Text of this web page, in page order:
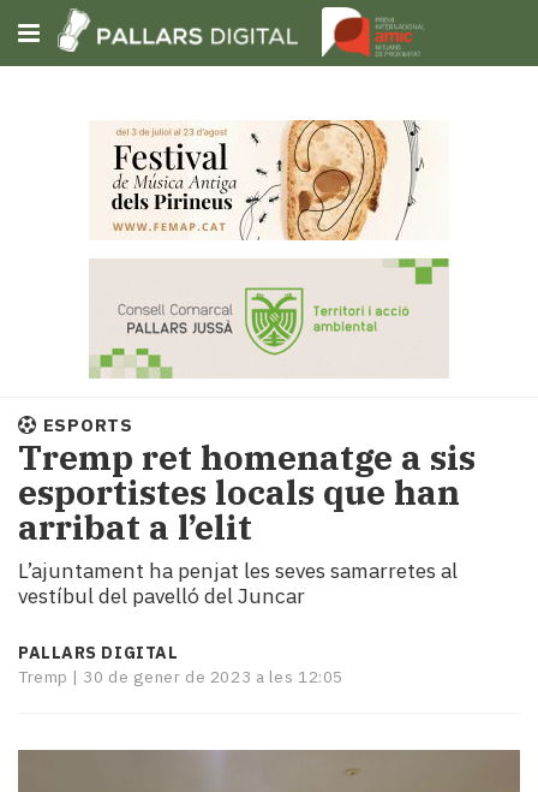
Subscriu-t'hi
Portada
Societat
Política
municipis
Economia
turisme
Esports
Mai
i
ESPORTS
Tremp ret homenatge a sis
esportistes locals que han
arribat a l’elit
L’ajuntament ha penjat les seves samarretes al
vestíbul del pavelló del Juncar
PALLARS DIGITAL
Tremp | 30 de gener de 2023 a les 12:05